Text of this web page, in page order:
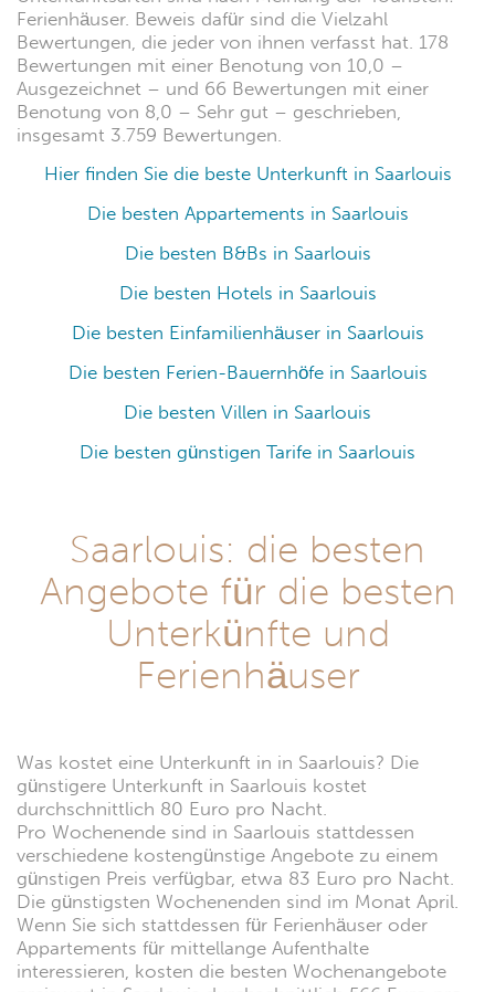
Ferienhäuser. Beweis dafür sind die Vielzahl
Bewertungen, die jeder von ihnen verfasst hat. 178
Bewertungen mit einer Benotung von 10,0 –
Ausgezeichnet – und 66 Bewertungen mit einer
Benotung von 8,0 – Sehr gut – geschrieben,
insgesamt 3.759 Bewertungen.
Hier finden Sie die beste Unterkunft in Saarlouis
Die besten Appartements in Saarlouis
Die besten B&Bs in Saarlouis
Die besten Hotels in Saarlouis
Die besten Einfamilienhäuser in Saarlouis
Die besten Ferien-Bauernhöfe in Saarlouis
Die besten Villen in Saarlouis
Die besten günstigen Tarife in Saarlouis
Saarlouis: die besten
Angebote für die besten
Unterkünfte und
Ferienhäuser
Was kostet eine Unterkunft in in Saarlouis? Die
günstigere Unterkunft in Saarlouis kostet
durchschnittlich 80 Euro pro Nacht.
Pro Wochenende sind in Saarlouis stattdessen
verschiedene kostengünstige Angebote zu einem
günstigen Preis verfügbar, etwa 83 Euro pro Nacht.
Die günstigsten Wochenenden sind im Monat April.
Wenn Sie sich stattdessen für Ferienhäuser oder
Appartements für mittellange Aufenthalte
interessieren, kosten die besten Wochenangebote